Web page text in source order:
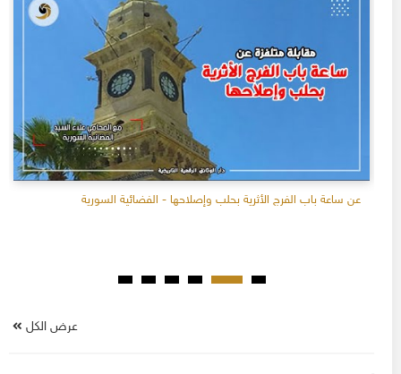
عن ساعة باب الفرج الأثرية بحلب وإصلاحها - الفضائية السورية
عرض الكل